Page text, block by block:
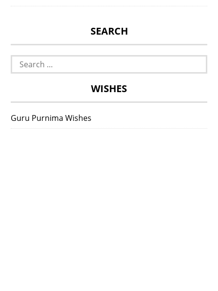
SEARCH
Search
for:
WISHES
Guru Purnima Wishes